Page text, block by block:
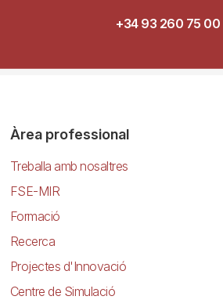
+34 93 260 75 00
Àrea professional
Treballa amb nosaltres
FSE-MIR
Formació
Recerca
Projectes d'Innovació
Centre de Simulació